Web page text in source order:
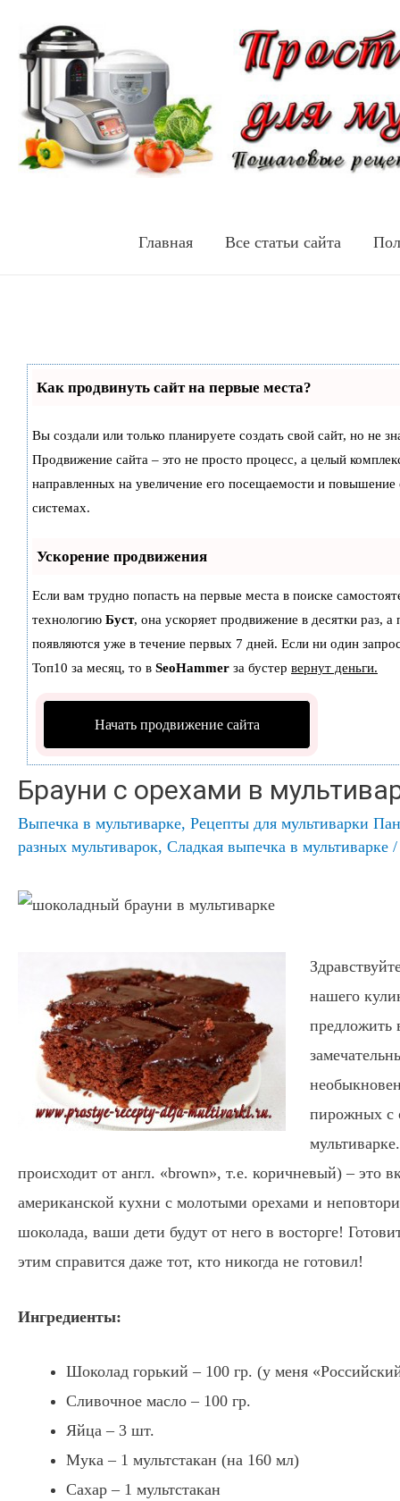
Главная Все статьи сайта
Как продвинуть сайт на первые места?
Вы создали или только планируете создать свой сайт, но не
Продвижение сайта – это не просто процесс, а целый
направленных на увеличение его посещаемости и повышение
системах.
Ускорение продвижения
Если вам трудно попасть на первые места в поиске
технологию Буст, она ускоряет продвижение в десятки раз, а
появляются уже в течение первых 7 дней. Если ни один
Топ10 за месяц, то в SeoHammer за бустер вернут деньги.
Начать продвижение сайта
Брауни с орехами в
Выпечка в мультиварке, Рецепты для мультиварки
разных мультиварок, Сладкая выпечка в мультиварке
нашего
пирожных с
происходит от англ. «brown», т.е. коричневый) – это
американской кухни с молотыми орехами и
шоколада, ваши дети будут от него в восторге!
этим справится даже тот, кто никогда не готовил!
Ингредиенты:
Шоколад горький – 100 гр. (у меня
Сливочное масло – 100 гр.
Яйца – 3 шт.
Мука – 1 мультстакан (на 160 мл)
Сахар – 1 мультстакан